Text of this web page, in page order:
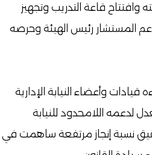
وافتتاح قاعة التدريب وتجهيز
المستشار رئيس الهيئة وحرصه
وأعضاء النيابة الإدارية
لدعمه اللامحدود للنيابة
نسبة إنجاز مرتفعة ساهمت في